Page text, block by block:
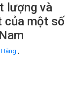
lượng và
của một số
,